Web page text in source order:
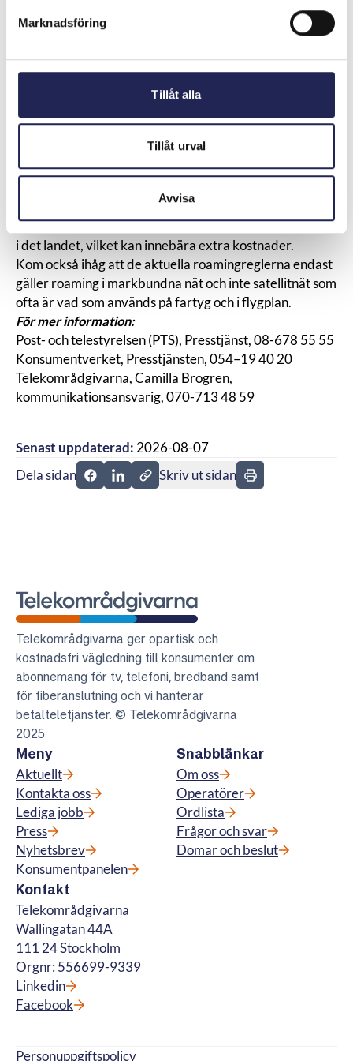
Marknadsföring
Tillåt alla
Tillåt urval
Avvisa
Fler tips inför semestern
Tänk på att vissa tjänster och appar automatiskt kan
använda sig av datatrafik utan att du ser det, till
exempel e-postlåda. Det går att slå av detta i din
Många hotell och caféer erbjuder WiFi. Kontrollera att
också försiktig med att överföra känslig information när
du är uppkopplad mot ett publikt trådlöst nätverk.
omfattas av EU:s roamingregler bör du vara
uppmärksam så att du inte kopplas upp mot ett mobilnät
i det landet, vilket kan innebära extra kostnader.
Kom också ihåg att de aktuella roamingreglerna endast
gäller roaming i markbundna nät och inte satellitnät som
ofta är vad som används på fartyg och i flygplan.
För mer information:
Post- och telestyrelsen (PTS), Presstjänst, 08-678 55 55
Konsumentverket, Presstjänsten, 054–19 40 20
Telekområdgivarna, Camilla Brogren,
kommunikationsansvarig, 070-713 48 59
Senast uppdaterad: 2026-08-07
Dela sidan
Dela sidan på Facebook
Dela sidan på Linkedin
Skriv ut sidan
Telekområdgivarna
Telekområdgivarna ger opartisk och
kostnadsfri vägledning till konsumenter om
abonnemang för tv, telefoni, bredband samt
för fiberanslutning och vi hanterar
betalteletjänster. © Telekområdgivarna
2025
Meny
Aktuellt
Kontakta oss
Lediga jobb
Press
Nyhetsbrev
Konsumentpanelen
Snabblänkar
Om oss
Operatörer
Ordlista
Frågor och svar
Domar och beslut
Kontakt
Telekområdgivarna
Wallingatan 44A
111 24 Stockholm
Orgnr: 556699-9339
Linkedin
Facebook
Personuppgiftspolicy